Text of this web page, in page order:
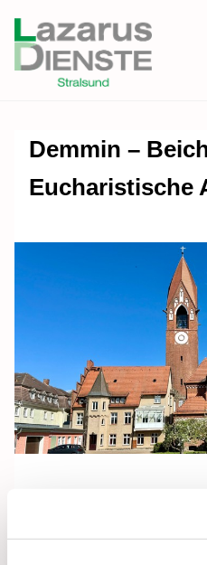
Demmin –
Eucharistische
Freitag, 22.